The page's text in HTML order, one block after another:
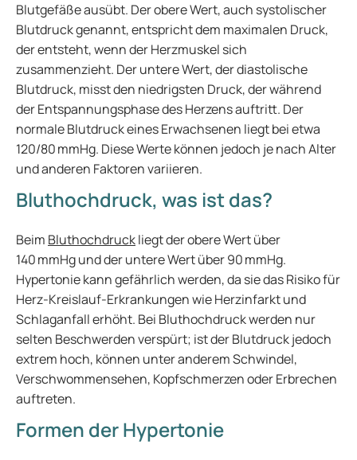
Blutgefäße ausübt. Der obere Wert, auch systolischer
Blutdruck genannt, entspricht dem maximalen Druck,
der entsteht, wenn der Herzmuskel sich
zusammenzieht. Der untere Wert, der diastolische
Blutdruck, misst den niedrigsten Druck, der während
der Entspannungsphase des Herzens auftritt. Der
normale Blutdruck eines Erwachsenen liegt bei etwa
120/80 mmHg. Diese Werte können jedoch je nach Alter
und anderen Faktoren variieren.
Bluthochdruck, was ist das?
Beim Bluthochdruckliegt der obere Wert über
140 mmHg und der untere Wert über 90 mmHg.
Hypertonie kann gefährlich werden, da sie das Risiko für
Herz-Kreislauf-Erkrankungen wie Herzinfarkt und
Schlaganfall erhöht. Bei Bluthochdruck werden nur
selten Beschwerden verspürt; ist der Blutdruck jedoch
extrem hoch, können unter anderem Schwindel,
Verschwommensehen, Kopfschmerzen oder Erbrechen
auftreten.
Formen der Hypertonie